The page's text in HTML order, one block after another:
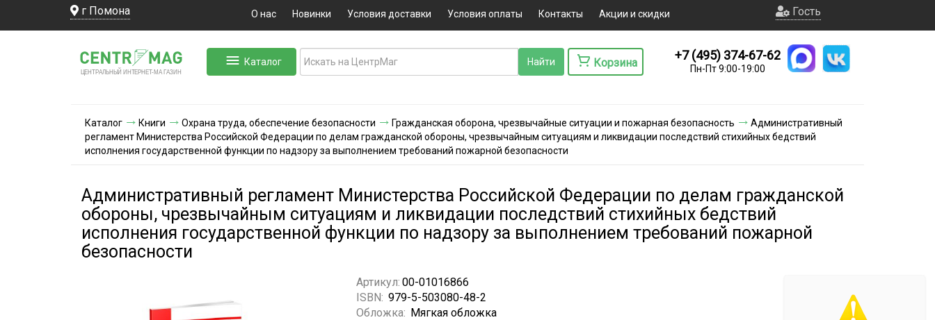
г Помона О нас Новинки Условия доставки Условия оплаты Контакты Акции и скидки Гость
ЦЕНТРАЛЬНЫЙ ИНТЕРНЕТ-МА ГАЗИН
Каталог Корзина
+7 (495) 374-67-62
Пн-Пт 9:00-19:00
Каталог Книги Охрана труда, обеспечение безопасности Гражданская оборона, чрезвычайные ситуации и пожарная безопасность
Административный
регламент Министерства Российской Федерации по делам гражданской обороны, чрезвычайным ситуациям и ликвидации последствий стихийных бедствий
исполнения государственной функции по надзору за выполнением требований пожарной безопасности
Административный регламент Министерства Российской Федерации по делам гражданской
обороны, чрезвычайным ситуациям и ликвидации последствий стихийных бедствий
исполнения государственной функции по надзору за выполнением требований пожарной
безопасности
Артикул: 00-01016866
ISBN: 979-5-503080-48-2
Обложка: Мягкая обложка